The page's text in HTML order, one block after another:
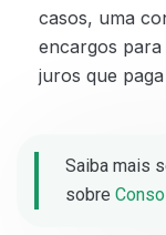
casos, uma
encargos para
juros que
Saiba mais
sobre